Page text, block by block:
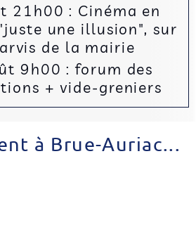
21h00 : Cinéma en
une illusion", sur
de la mairie
9h00 : forum des
+ vide-greniers
à Brue-Auriac...